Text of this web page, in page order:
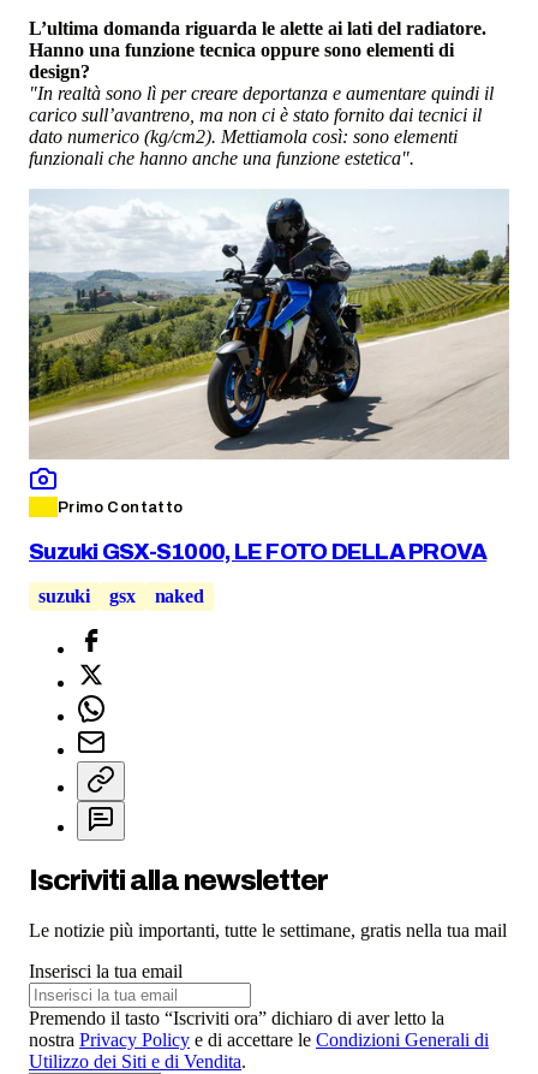
L’ultima domanda riguarda le alette ai lati del radiatore.
Hanno una funzione tecnica oppure sono elementi di
design?
"In realtà sono lì per creare deportanza e aumentare quindi il
carico sull’avantreno, ma non ci è stato fornito dai tecnici il
dato numerico (kg/cm2). Mettiamola così: sono elementi
funzionali che hanno anche una funzione estetica".
Primo Contatto
Suzuki GSX-S1000, LE FOTO DELLA PROVA
suzuki gsx naked
Iscriviti alla newsletter
Le notizie più importanti, tutte le settimane, gratis nella tua mail
Inserisci la tua email
Premendo il tasto “Iscriviti ora” dichiaro di aver letto la
nostra Privacy Policy e di accettare le Condizioni Generali di
Utilizzo dei Siti e di Vendita.